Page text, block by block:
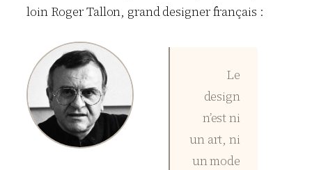
loin Roger Tallon, grand designer français :
Le
design
n’est ni
un art, ni
un mode